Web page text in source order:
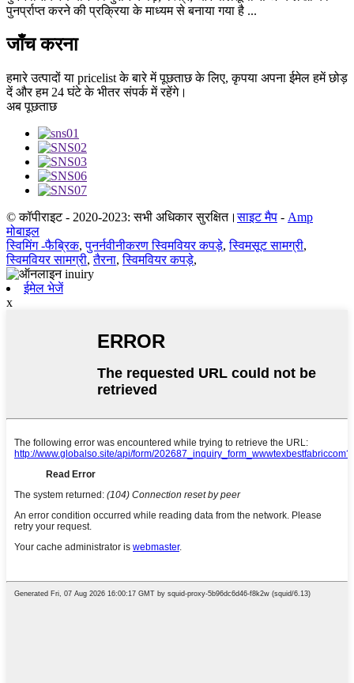
पुनर्प्राप्त करने की प्रक्रिया के माध्यम से बनाया गया है ...
जाँच करना
हमारे उत्पादों या pricelist के बारे में पूछताछ के लिए, कृपया अपना ईमेल हमें छोड़
दें और हम 24 घंटे के भीतर संपर्क में रहेंगे।
अब पूछताछ
© कॉपीराइट - 2020-2023: सभी अधिकार सुरक्षित।साइट मैप - Amp
मोबाइल
स्विमिंग -फैब्रिक,पुनर्नवीनीकरण स्विमवियर कपड़े,स्विमसूट सामग्री,
स्विमवियर सामग्री,तैरना,स्विमवियर कपड़े,
ईमेल भेजें
x